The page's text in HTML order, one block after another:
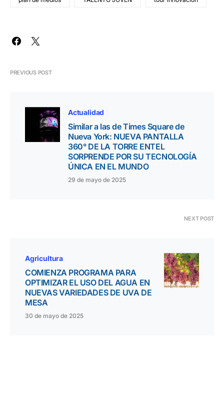
PREVIOUS POST
Actualidad
Similar a las de Times Square de
Nueva York: NUEVA PANTALLA
360° DE LA TORRE ENTEL
SORPRENDE POR SU TECNOLOGÍA
ÚNICA EN EL MUNDO
29 de mayo de 2025
NEXT POST
Agricultura
COMIENZA PROGRAMA PARA
OPTIMIZAR EL USO DEL AGUA EN
NUEVAS VARIEDADES DE UVA DE
MESA
30 de mayo de 2025